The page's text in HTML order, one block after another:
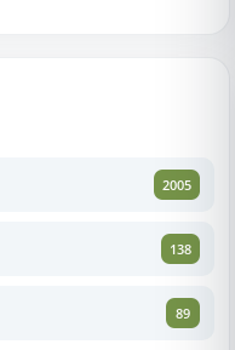
2005
138
89